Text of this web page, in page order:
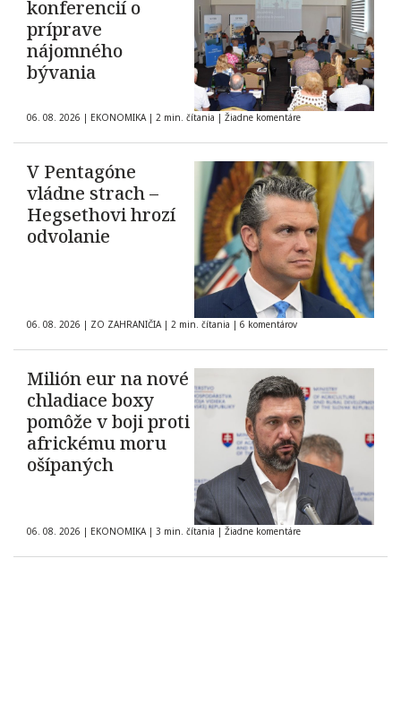
konferencií o
príprave
nájomného
bývania
06. 08. 2026 | EKONOMIKA | 2 min. čítania | Žiadne komentáre
V Pentagóne
vládne strach –
Hegsethovi hrozí
odvolanie
06. 08. 2026 | ZO ZAHRANIČIA | 2 min. čítania | 6 komentárov
Milión eur na nové
chladiace boxy
pomôže v boji proti
africkému moru
ošípaných
06. 08. 2026 | EKONOMIKA | 3 min. čítania | Žiadne komentáre